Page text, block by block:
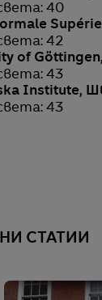
40
42
of
43
Institute,
43
СТАТИИ